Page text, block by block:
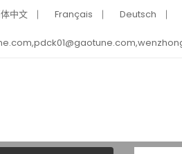
中文 Français Deutsch